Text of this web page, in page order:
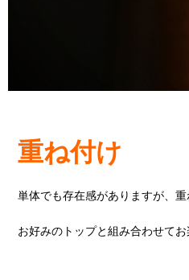
重ね付け
単体でも存在感がありますが、重
お好みのトップと組み合わせてお